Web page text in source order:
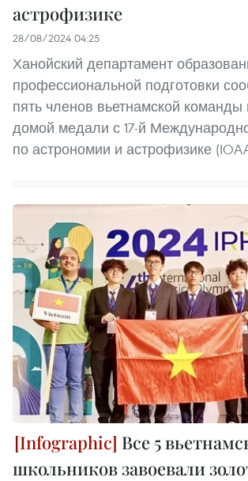
астрофизике
28/08/2024 04:25
Ханойский департамент
профессиональной подготовки
пять членов вьетнамской команды
домой медали с 17-й
по астрономии и астрофизике
Все 5
школьников завоевали